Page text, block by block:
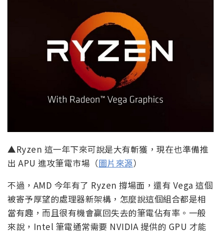
▲Ryzen 這一年下來可說是大有斬獲，現在也準備推
出 APU 進攻筆電市場（圖片來源）
不過，AMD 今年有了 Ryzen 撐場面，還有 Vega 這個
被寄予厚望的處理器新架構，怎麼說這個組合都是相
當有趣，而且很有機會贏回失去的筆電佔有率。一般
來說，Intel 筆電通常需要 NVIDIA 提供的 GPU 才能